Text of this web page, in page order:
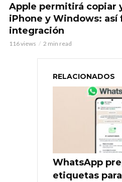
Apple permitirá copiar
iPhone y Windows: así
integración
116 views 2 min read
RELACIONADOS
WhatsApp
etiquetas para